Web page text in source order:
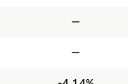
—
—